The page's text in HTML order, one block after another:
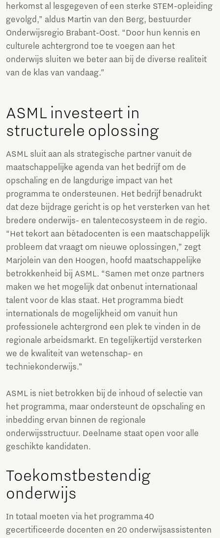
herkomst al lesgegeven of een sterke STEM-opleiding
gevolgd,” aldus Martin van den Berg, bestuurder
Onderwijsregio Brabant-Oost. “Door hun kennis en
culturele achtergrond toe te voegen aan het
onderwijs sluiten we beter aan bij de diverse realiteit
van de klas van vandaag.”
ASML investeert in
structurele oplossing
ASML sluit aan als strategische partner vanuit de
maatschappelijke agenda van het bedrijf om de
opschaling en de langdurige impact van het
programma te ondersteunen. Het bedrijf benadrukt
dat deze bijdrage gericht is op het versterken van het
bredere onderwijs- en talentecosysteem in de regio.
“Het tekort aan bètadocenten is een maatschappelijk
probleem dat vraagt om nieuwe oplossingen,” zegt
Marjolein van den Hoogen, hoofd maatschappelijke
betrokkenheid bij ASML. “Samen met onze partners
maken we het mogelijk dat onbenut internationaal
talent voor de klas staat. Het programma biedt
internationals de mogelijkheid om vanuit hun
professionele achtergrond een plek te vinden in de
regionale arbeidsmarkt. En tegelijkertijd versterken
we de kwaliteit van wetenschap- en
techniekonderwijs.”
ASML is niet betrokken bij de inhoud of selectie van
het programma, maar ondersteunt de opschaling en
inbedding ervan binnen de regionale
onderwijsstructuur. Deelname staat open voor alle
geschikte kandidaten.
Toekomstbestendig
onderwijs
In totaal moeten via het programma 40
gecertificeerde docenten en 20 onderwijsassistenten